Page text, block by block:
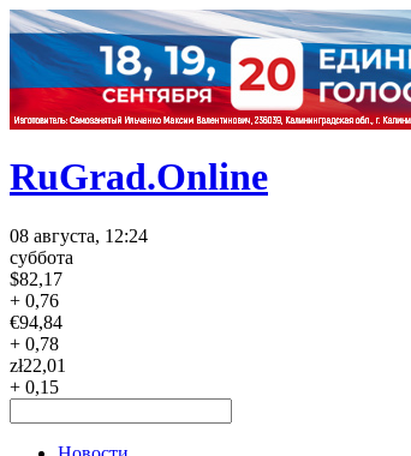
RuGrad.Online
08 августа, 12:24
суббота
$82,17
+ 0,76
€94,84
+ 0,78
zł22,01
+ 0,15